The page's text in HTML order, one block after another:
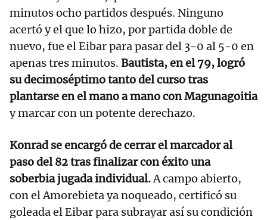
minutos ocho partidos después. Ninguno
acertó y el que lo hizo, por partida doble de
nuevo, fue el Eibar para pasar del 3-0 al 5-0 en
apenas tres minutos. Bautista, en el 79, logró
su decimoséptimo tanto del curso tras
plantarse en el mano a mano con Magunagoitia
y marcar con un potente derechazo.
Konrad se encargó de cerrar el marcador al
paso del 82 tras finalizar con éxito una
soberbia jugada individual.A campo abierto,
con el Amorebieta ya noqueado, certificó su
goleada el Eibar para subrayar así su condición